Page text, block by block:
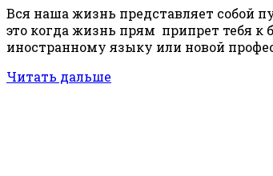
Вся наша жизнь представляет собой
это когда жизнь прям припрет тебя
иностранному языку или новой
Читать дальше